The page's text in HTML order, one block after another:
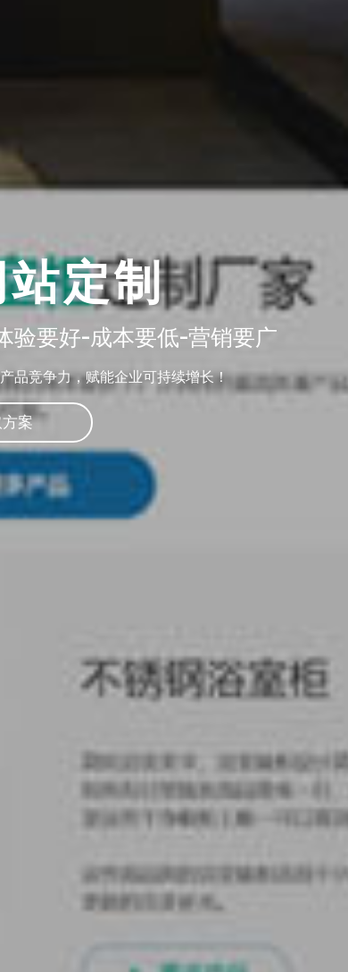
定制
验要好-成本要低-营销要广
品竞争力，赋能企业可持续增长！
案